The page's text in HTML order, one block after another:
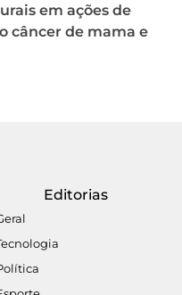
em ações de
câncer de mama e
Editorias